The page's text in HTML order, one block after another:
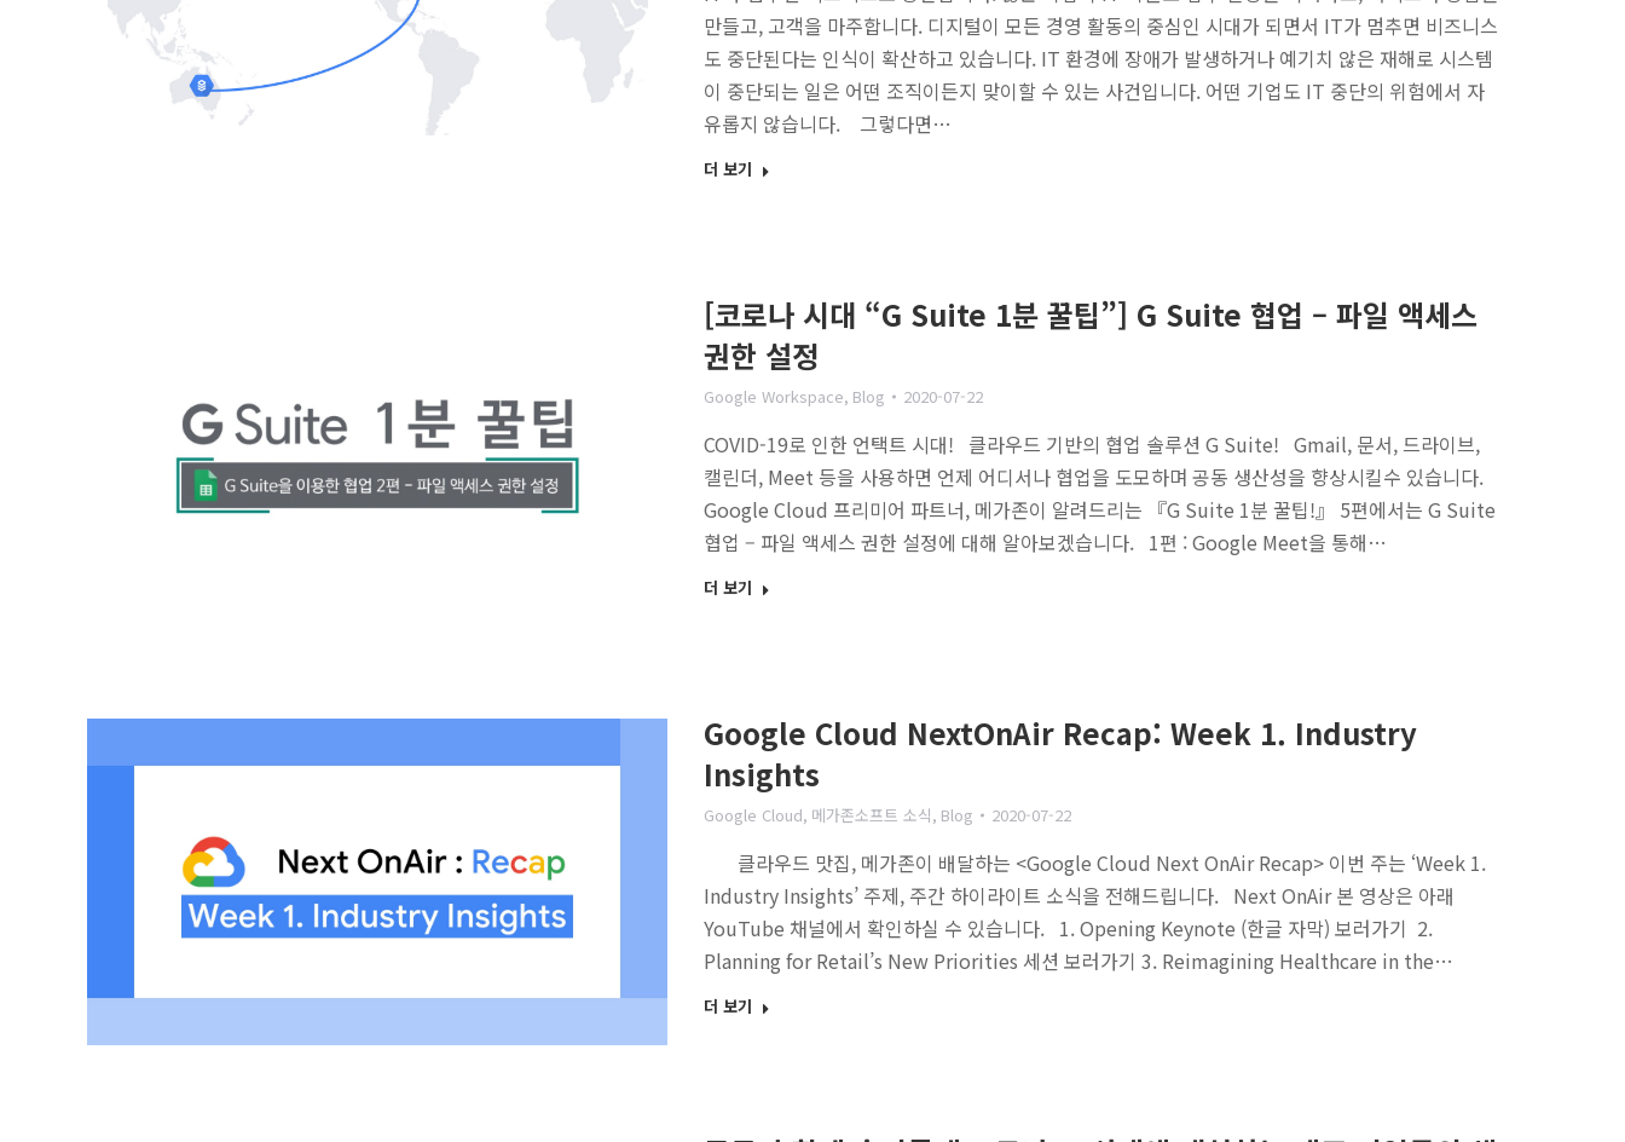
만들고, 고객을 마주합니다. 디지털이 모든 경영 활동의 중심인 시대가 되면서 IT가 멈추면 비즈니스
도 중단된다는 인식이 확산하고 있습니다. IT 환경에 장애가 발생하거나 예기치 않은 재해로 시스템
이 중단되는 일은 어떤 조직이든지 맞이할 수 있는 사건입니다. 어떤 기업도 IT 중단의 위험에서 자
유롭지 않습니다. 그렇다면…
더 보기
[코로나 시대 “G Suite 1분 꿀팁”] G Suite 협업 – 파일 액세스
권한 설정
Google Workspace, Blog 2020-07-22
COVID-19로 인한 언택트 시대! 클라우드 기반의 협업 솔루션 G Suite! Gmail, 문서, 드라이브,
캘린더, Meet 등을 사용하면 언제 어디서나 협업을 도모하며 공동 생산성을 향상시킬수 있습니다.
Google Cloud 프리미어 파트너, 메가존이 알려드리는 『G Suite 1분 꿀팁!』 5편에서는 G Suite
협업 – 파일 액세스 권한 설정에 대해 알아보겠습니다. 1편 : Google Meet을 통해…
더 보기
Google Cloud NextOnAir Recap: Week 1. Industry
Insights
Google Cloud, 메가존소프트 소식, Blog 2020-07-22
클라우드 맛집, 메가존이 배달하는 <Google Cloud Next OnAir Recap> 이번 주는 ‘Week 1.
Industry Insights’ 주제, 주간 하이라이트 소식을 전해드립니다. Next OnAir 본 영상은 아래
YouTube 채널에서 확인하실 수 있습니다. 1. Opening Keynote (한글 자막) 보러가기 2.
Planning for Retail’s New Priorities 세션 보러가기 3. Reimagining Healthcare in the…
더 보기